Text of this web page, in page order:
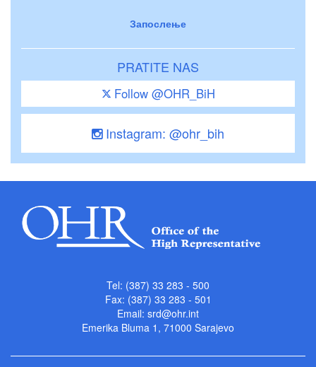
Запослење
PRATITE NAS
Follow @OHR_BiH
Instagram: @ohr_bih
Tel: (387) 33 283 - 500
Fax: (387) 33 283 - 501
Email: srd@ohr.int
Emerika Bluma 1, 71000 Sarajevo